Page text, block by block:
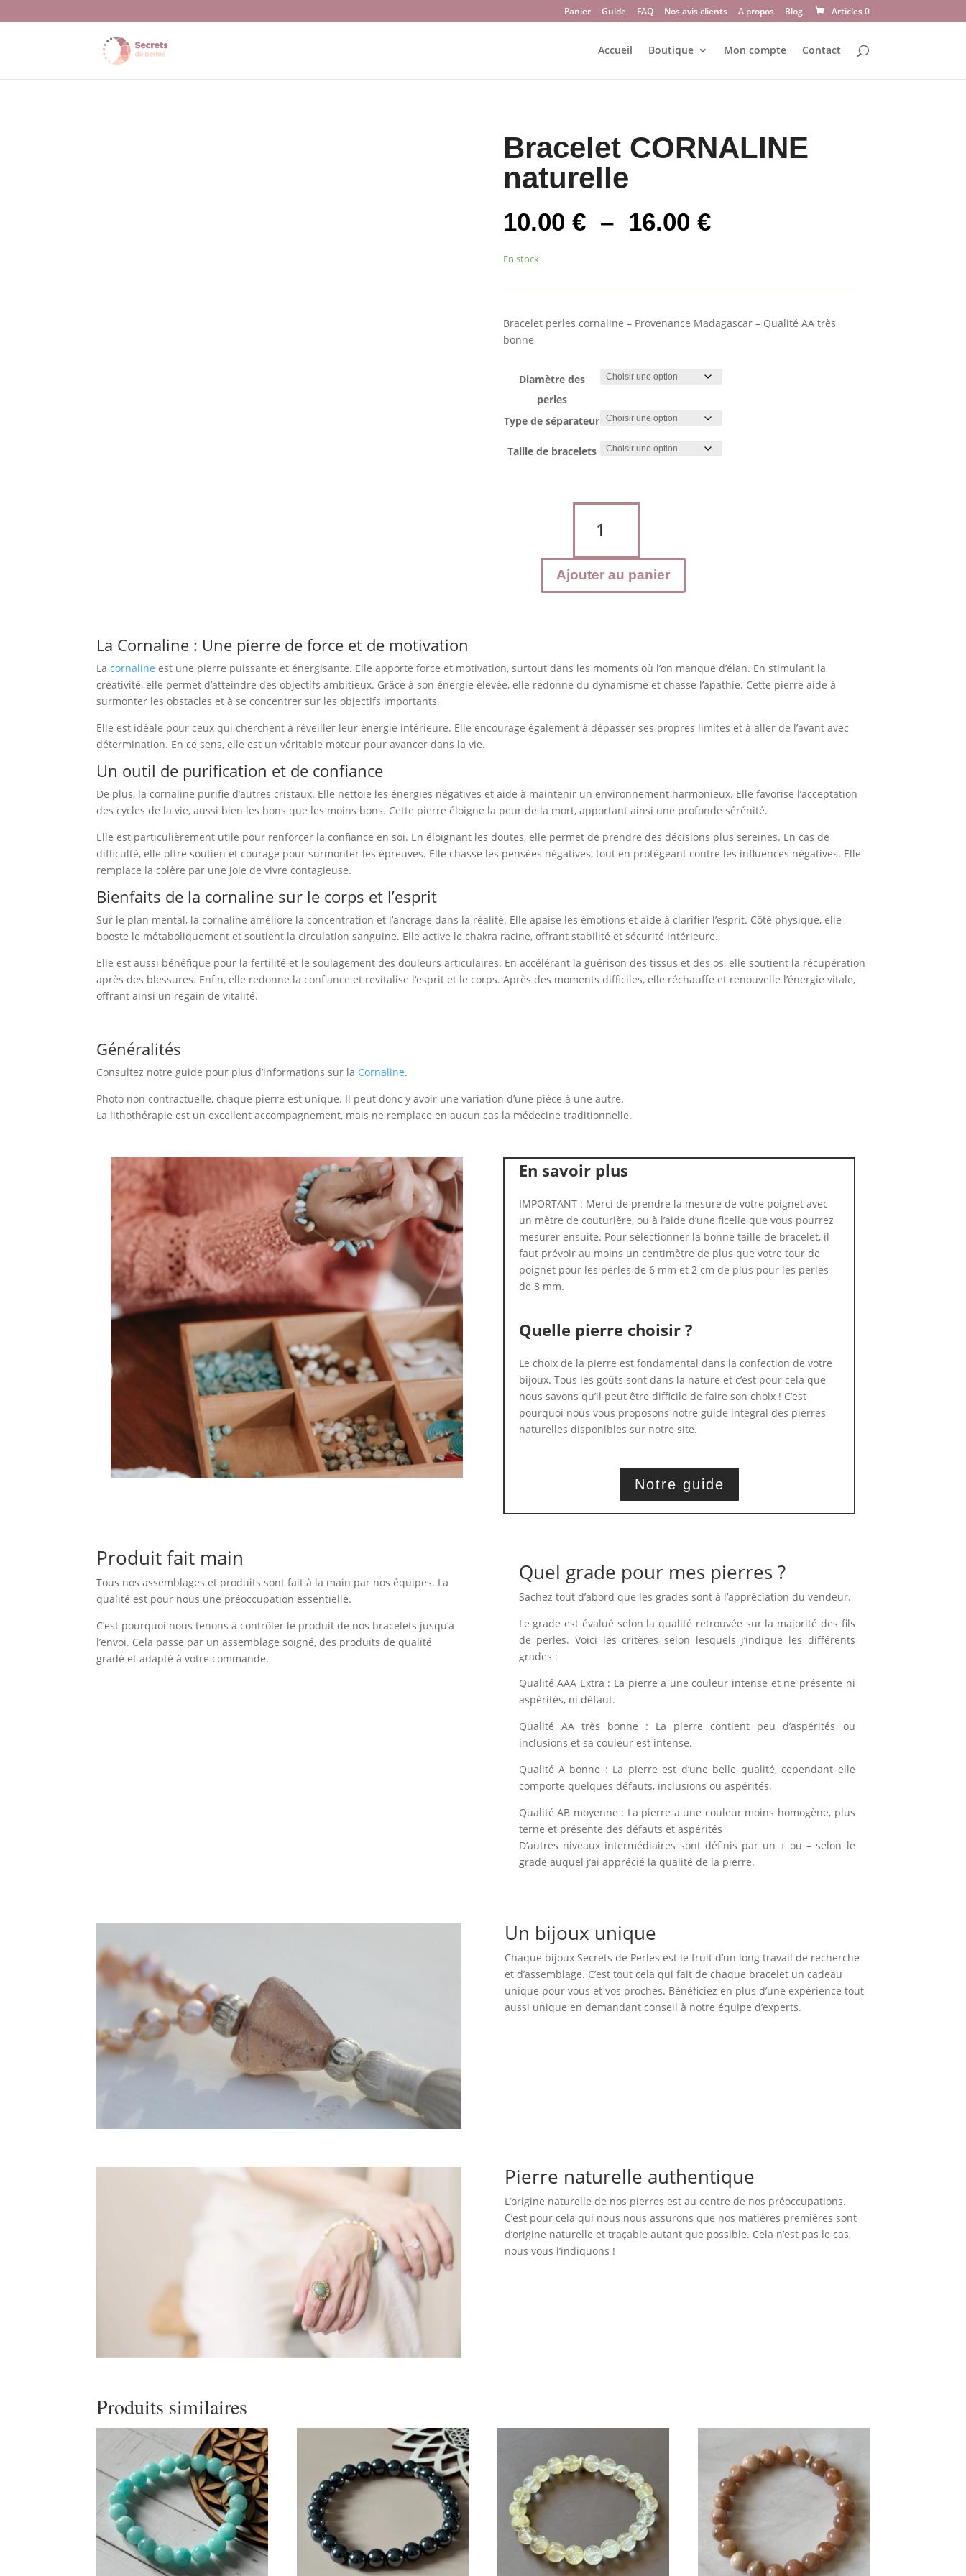
Panier Guide FAQ Nos avis clients A propos Blog Articles 0
Accueil Boutique Mon compte Contact
Bracelet CORNALINE
naturelle
10.00€ – 16.00€Plage
à
En stock
Bracelet perles cornaline – Provenance Madagascar – Qualité AA très
bonne
Diamètre des
perles
Type de séparateur
Taille de bracelets
CORNALINE
naturelle
Ajouter au panier
La Cornaline : Une pierre de force et de motivation
Lacornaline est une pierre puissante et énergisante. Elle apporte force et motivation, surtout dans les moments où l’on manque d’élan. En stimulant la
créativité, elle permet d’atteindre des objectifs ambitieux. Grâce à son énergie élevée, elle redonne du dynamisme et chasse l’apathie. Cette pierre aide à
surmonter les obstacles et à se concentrer sur les objectifs importants.
Elle est idéale pour ceux qui cherchent à réveiller leur énergie intérieure. Elle encourage également à dépasser ses propres limites et à aller de l’avant avec
détermination. En ce sens, elle est un véritable moteur pour avancer dans la vie.
Un outil de purification et de confiance
De plus, la cornaline purifie d’autres cristaux. Elle nettoie les énergies négatives et aide à maintenir un environnement harmonieux. Elle favorise l’acceptation
des cycles de la vie, aussi bien les bons que les moins bons. Cette pierre éloigne la peur de la mort, apportant ainsi une profonde sérénité.
Elle est particulièrement utile pour renforcer la confiance en soi. En éloignant les doutes, elle permet de prendre des décisions plus sereines. En cas de
difficulté, elle offre soutien et courage pour surmonter les épreuves. Elle chasse les pensées négatives, tout en protégeant contre les influences négatives. Elle
remplace la colère par une joie de vivre contagieuse.
Bienfaits de la cornaline sur le corps et l’esprit
Sur le plan mental, la cornaline améliore la concentration et l’ancrage dans la réalité. Elle apaise les émotions et aide à clarifier l’esprit. Côté physique, elle
booste le métaboliquement et soutient la circulation sanguine. Elle active le chakra racine, offrant stabilité et sécurité intérieure.
Elle est aussi bénéfique pour la fertilité et le soulagement des douleurs articulaires. En accélérant la guérison des tissus et des os, elle soutient la récupération
après des blessures. Enfin, elle redonne la confiance et revitalise l’esprit et le corps. Après des moments difficiles, elle réchauffe et renouvelle l’énergie vitale,
offrant ainsi un regain de vitalité.
Généralités
Consultez notre guide pour plus d’informations sur la Cornaline.
Photo non contractuelle, chaque pierre est unique. Il peut donc y avoir une variation d’une pièce à une autre.
La lithothérapie est un excellent accompagnement, mais ne remplace en aucun cas la médecine traditionnelle.
En savoir plus
IMPORTANT : Merci de prendre la mesure de votre poignet avec
un mètre de couturière, ou à l’aide d’une ficelle que vous pourrez
mesurer ensuite. Pour sélectionner la bonne taille de bracelet, il
faut prévoir au moins un centimètre de plus que votre tour de
poignet pour les perles de 6 mm et 2 cm de plus pour les perles
de 8 mm.
Quelle pierre choisir ?
Le choix de la pierre est fondamental dans la confection de votre
bijoux. Tous les goûts sont dans la nature et c’est pour cela que
nous savons qu’il peut être difficile de faire son choix ! C’est
pourquoi nous vous proposons notre guide intégral des pierres
naturelles disponibles sur notre site.
Notre guide
Produit fait main
Tous nos assemblages et produits sont fait à la main par nos équipes. La
qualité est pour nous une préoccupation essentielle.
C’est pourquoi nous tenons à contrôler le produit de nos bracelets jusqu’à
l’envoi. Cela passe par un assemblage soigné, des produits de qualité
gradé et adapté à votre commande.
Quel grade pour mes pierres ?
Sachez tout d’abord que les grades sont à l’appréciation du vendeur.
Le grade est évalué selon la qualité retrouvée sur la majorité des fils
de perles. Voici les critères selon lesquels j’indique les différents
grades :
Qualité AAA Extra : La pierre a une couleur intense et ne présente ni
aspérités, ni défaut.
Qualité AA très bonne : La pierre contient peu d’aspérités ou
inclusions et sa couleur est intense.
Qualité A bonne : La pierre est d’une belle qualité, cependant elle
comporte quelques défauts, inclusions ou aspérités.
Qualité AB moyenne : La pierre a une couleur moins homogène, plus
terne et présente des défauts et aspérités
D’autres niveaux intermédiaires sont définis par un + ou – selon le
grade auquel j’ai apprécié la qualité de la pierre.
Un bijoux unique
Chaque bijoux Secrets de Perles est le fruit d’un long travail de recherche
et d’assemblage. C’est tout cela qui fait de chaque bracelet un cadeau
unique pour vous et vos proches. Bénéficiez en plus d’une expérience tout
aussi unique en demandant conseil à notre équipe d’experts.
Pierre naturelle authentique
L’origine naturelle de nos pierres est au centre de nos préoccupations.
C’est pour cela qui nous nous assurons que nos matières premières sont
d’origine naturelle et traçable autant que possible. Cela n’est pas le cas,
nous vous l’indiquons !
Produits similaires